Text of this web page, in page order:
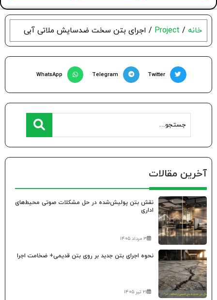
خانه /
Project / اجرای بتن سخت ضدسایش ملاتی آبی
Twitter
Telegram
WhatsApp
آخرین مقالات
نقش بتن پولیش‌شده در حل مشکلات صوتی محیط‌های
اداری
۳ مرداد ۱۴۰۵
نحوه اجرای بتن جدید بر روی بتن قدیمی+ ضخامت اجرا
۲۱ تیر ۱۴۰۵